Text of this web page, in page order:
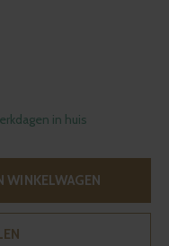
in huis
WINKELWAGEN